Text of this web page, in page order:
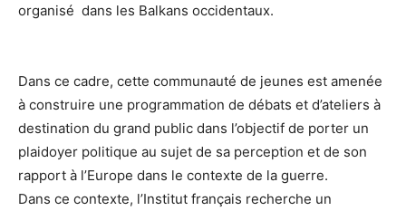
organisé dans les Balkans occidentaux.
Dans ce cadre, cette communauté de jeunes est amenée
à construire une programmation de débats et d’ateliers à
destination du grand public dans l’objectif de porter un
plaidoyer politique au sujet de sa perception et de son
rapport à l’Europe dans le contexte de la guerre.
Dans ce contexte, l’Institut français recherche un